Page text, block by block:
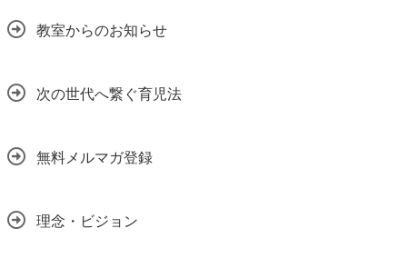
教室からのお知らせ
次の世代へ繋ぐ育児法
無料メルマガ登録
理念・ビジョン